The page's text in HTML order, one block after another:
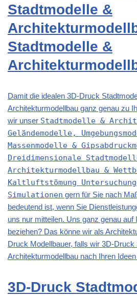
Stadtmodelle &
Stadtmodelle &
Damit die idealen 3D-Druck
Architekturmodellbau ganz genau zu
wir unser Stadtmodelle &
Geländemodelle,
Massenmodelle &
Dreidimensionale
Architekturmodellbau &
Kaltluftstömung
Simulationen gern für Sie nach
bedeutend ist, wenn Sie
uns nur mitteilen. Uns ganz genau auf
beziehen? Das könne wir als
Druck Modellbauer, falls wir 3D-Druck
Architekturmodellbau nach Ihren
3D-Druck